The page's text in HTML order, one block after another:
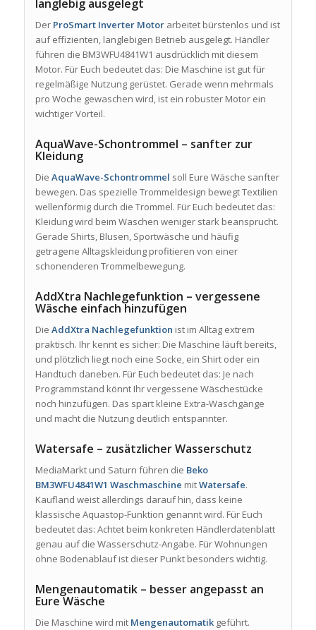
langlebig ausgelegt
Der ProSmart Inverter Motorarbeitet bürstenlos und ist
auf effizienten, langlebigen Betrieb ausgelegt. Händler
führen die BM3WFU4841W1 ausdrücklich mit diesem
Motor. Für Euch bedeutet das: Die Maschine ist gut für
regelmäßige Nutzung gerüstet. Gerade wenn mehrmals
pro Woche gewaschen wird, ist ein robuster Motor ein
wichtiger Vorteil.
AquaWave-Schontrommel – sanfter zur
Kleidung
Die AquaWave-Schontrommel soll Eure Wäsche sanfter
bewegen. Das spezielle Trommeldesign bewegt Textilien
wellenförmig durch die Trommel. Für Euch bedeutet das:
Kleidung wird beim Waschen weniger stark beansprucht.
Gerade Shirts, Blusen, Sportwäsche und häufig
getragene Alltagskleidung profitieren von einer
schonenderen Trommelbewegung.
AddXtra Nachlegefunktion – vergessene
Wäsche einfach hinzufügen
Die AddXtra Nachlegefunktion ist im Alltag extrem
praktisch. Ihr kennt es sicher: Die Maschine läuft bereits,
und plötzlich liegt noch eine Socke, ein Shirt oder ein
Handtuch daneben. Für Euch bedeutet das: Je nach
Programmstand könnt Ihr vergessene Wäschestücke
noch hinzufügen. Das spart kleine Extra-Waschgänge
und macht die Nutzung deutlich entspannter.
Watersafe – zusätzlicher Wasserschutz
MediaMarkt und Saturn führen die Beko
BM3WFU4841W1 Waschmaschine mitWatersafe.
Kaufland weist allerdings darauf hin, dass keine
klassische Aquastop-Funktion genannt wird. Für Euch
bedeutet das: Achtet beim konkreten Händlerdatenblatt
genau auf die Wasserschutz-Angabe. Für Wohnungen
ohne Bodenablauf ist dieser Punkt besonders wichtig.
Mengenautomatik – besser angepasst an
Eure Wäsche
Die Maschine wird mit Mengenautomatikgeführt.